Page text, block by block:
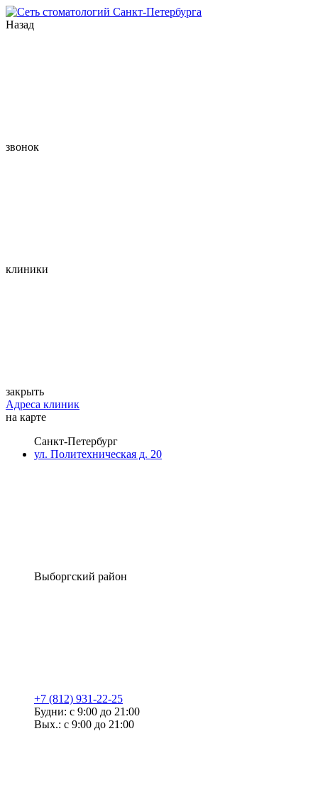
Назад
звонок
клиники
закрыть
Адреса клиник
на карте
Санкт-Петербург
ул. Политехническая д. 20
Выборгский район
+7 (812) 931-22-25
Будни: с 9:00 до 21:00
Вых.: с 9:00 до 21:00